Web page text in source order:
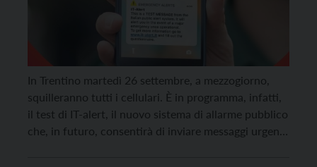
In Trentino martedì 26 settembre, a mezzogiorno,
squilleranno tutti i cellulari. È in programma, infatti,
il test di IT-alert, il nuovo sistema di allarme pubblico
che, in futuro, consentirà di inviare messaggi urgenti